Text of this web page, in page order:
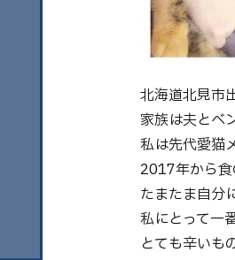
北海道北見市
家族は夫とベ
私は先代愛猫
2017年から
たまたま自分
私にとって一
とても辛いも